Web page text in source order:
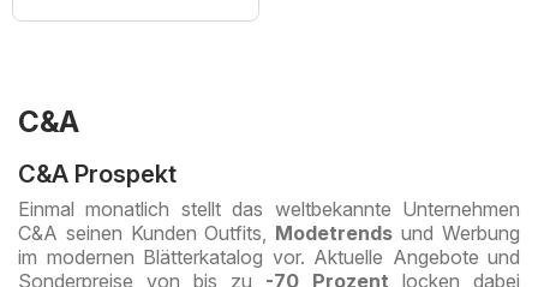
C&A
C&A Prospekt
Einmal monatlich stellt das weltbekannte Unternehmen
C&A seinen Kunden Outfits, Modetrends und Werbung
im modernen Blätterkatalog vor. Aktuelle Angebote und
Sonderpreise von bis zu -70 Prozent locken dabei